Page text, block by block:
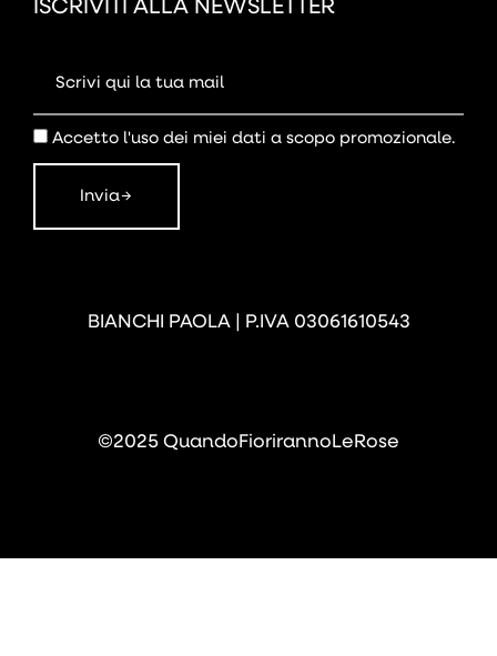
Accetto l'uso dei miei dati a scopo promozionale.
Invia
BIANCHI PAOLA | P.IVA 03061610543
©2025 QuandoFiorirannoLeRose